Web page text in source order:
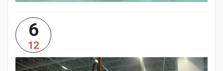
6
12